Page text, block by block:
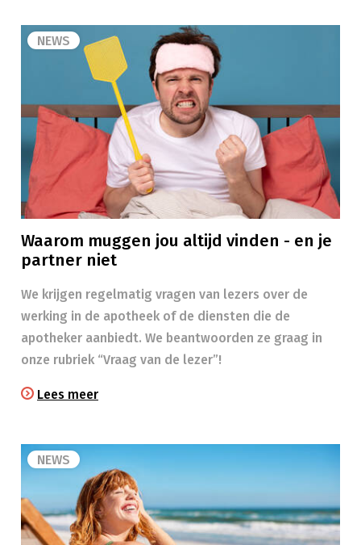
NEWS
Waarom muggen jou altijd vinden - en je
partner niet
We krijgen regelmatig vragen van lezers over de
werking in de apotheek of de diensten die de
apotheker aanbiedt. We beantwoorden ze graag in
onze rubriek “Vraag van de lezer”!
Lees meer
NEWS